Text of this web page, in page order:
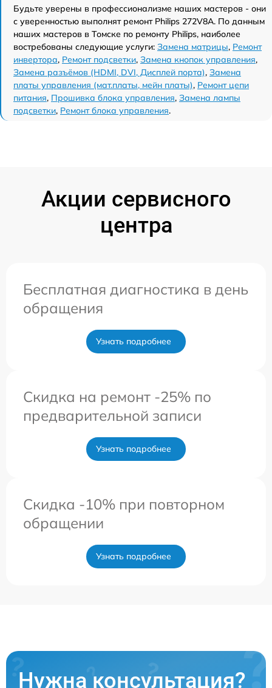
Будьте уверены в профессионализме наших мастеров - они
с уверенностью выполнят ремонт Philips 272V8A. По данным
наших мастеров в Томске по ремонту Philips, наиболее
востребованы следующие услуги: Замена матрицы, Ремонт
инвертора, Ремонт подсветки, Замена кнопок управления,
Замена разъёмов (HDMI, DVI, Дисплей порта), Замена
платы управления (мат.платы, мейн платы), Ремонт цепи
питания, Прошивка блока управления, Замена лампы
подсветки, Ремонт блока управления.
Акции сервисного
центра
Бесплатная диагностика в день
обращения
Узнать подробнее
Скидка на ремонт -25% по
предварительной записи
Узнать подробнее
Скидка -10% при повторном
обращении
Узнать подробнее
Нужна консультация?